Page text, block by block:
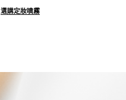
選購定妝噴霧